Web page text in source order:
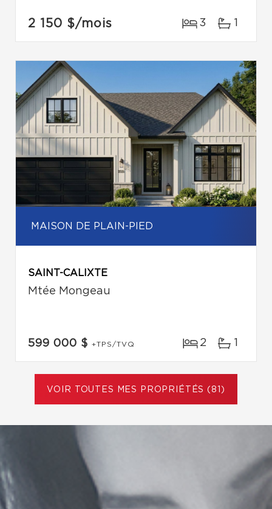
2 150 $/mois 3 1
MAISON DE PLAIN-PIED
SAINT-CALIXTE
Mtée Mongeau
599 000 $ +TPS/TVQ 2 1
VOIR TOUTES MES PROPRIÉTÉS (81)